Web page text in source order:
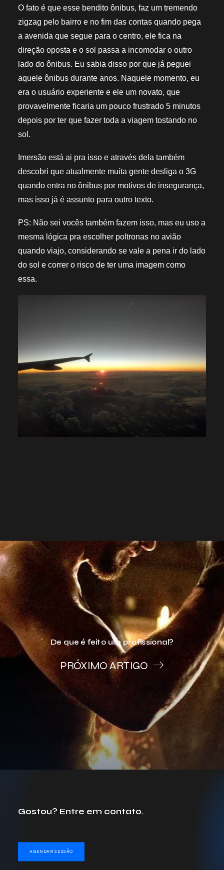
O fato é que esse bendito ônibus, faz um tremendo
zigzag pelo bairro e no fim das contas quando pega
a avenida que segue para o centro, ele fica na
direção oposta e o sol passa a incomodar o outro
lado do ônibus. Eu sabia disso por que já peguei
aquele ônibus durante anos. Naquele momento, eu
era o usuário experiente e ele um novato, que
provavelmente ficaria um pouco frustrado 5 minutos
depois por ter que fazer toda a viagem tostando no
sol.
Imersão está ai pra isso e através dela também
descobri que atualmente muita gente desliga o 3G
quando entra no ônibus por motivos de insegurança,
mas isso já é assunto para outro texto.
PS: Não sei vocês também fazem isso, mas eu uso a
mesma lógica pra escolher poltronas no avião
quando viajo, considerando se vale a pena ir do lado
do sol e correr o risco de ter uma imagem como
essa.
De que é feito um profissional?
PRÓXIMO ARTIGO
Gostou? Entre em contato.
AGENDAR SESSÃO